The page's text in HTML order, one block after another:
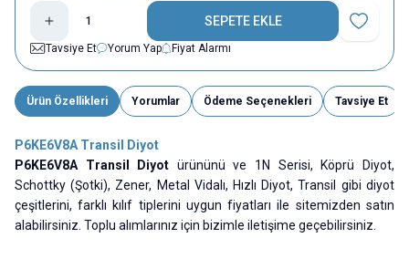
SEPETE EKLE
Favoriye
Tavsiye Et
Yorum Yap Fiyat Alarmı
Ürün Özellikleri Yorumlar Ödeme Seçenekleri Tavsiye Et
P6KE6V8A Transil Diyot
P6KE6V8A Transil Diyot ürününü ve 1N Serisi, Köprü Diyot,
Schottky (Şotki), Zener, Metal Vidalı, Hızlı Diyot, Transil gibi diyot
çeşitlerini, farklı kılıf tiplerini uygun fiyatları ile sitemizden satın
alabilirsiniz. Toplu alımlarınız için bizimle iletişime geçebilirsiniz.